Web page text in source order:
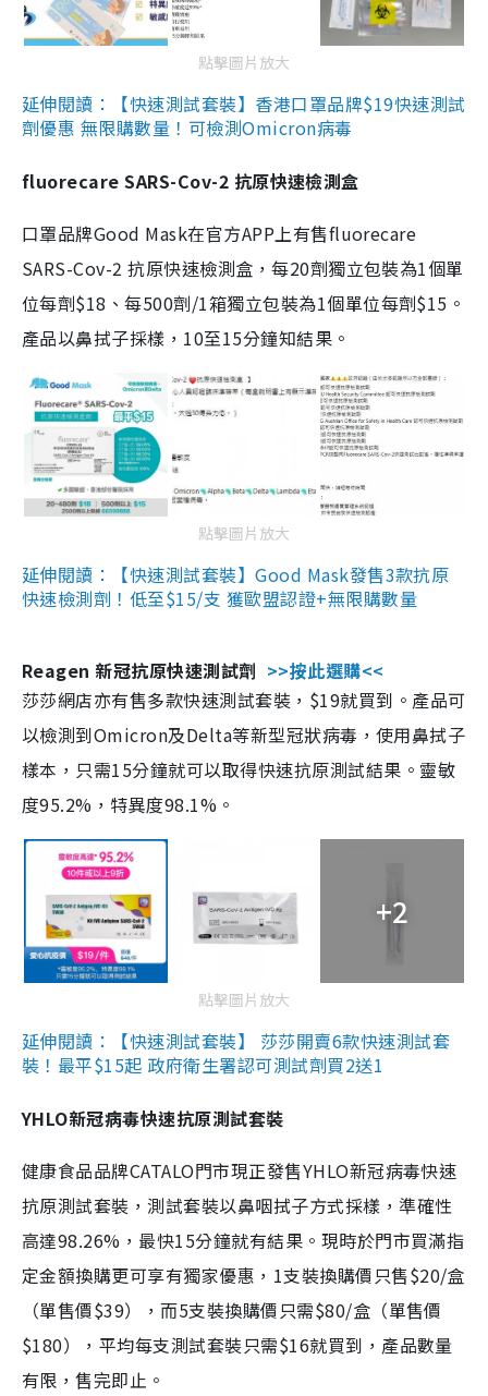
點擊圖片放大
延伸閱讀：【快速測試套裝】香港口罩品牌$19快速測試
劑優惠 無限購數量！可檢測Omicron病毒
fluorecare SARS-Cov-2 抗原快速檢測盒
口罩品牌Good Mask在官方APP上有售fluorecare
SARS-Cov-2 抗原快速檢測盒，每20劑獨立包裝為1個單
位每劑$18、每500劑/1箱獨立包裝為1個單位每劑$15。
產品以鼻拭子採樣，10至15分鐘知結果。
點擊圖片放大
延伸閱讀：【快速測試套裝】Good Mask發售3款抗原
快速檢測劑！低至$15/支 獲歐盟認證+無限購數量
Reagen 新冠抗原快速測試劑 >>按此選購<<
莎莎網店亦有售多款快速測試套裝，$19就買到。產品可
以檢測到Omicron及Delta等新型冠狀病毒，使用鼻拭子
樣本，只需15分鐘就可以取得快速抗原測試結果。靈敏
度95.2%，特異度98.1%。
+2
點擊圖片放大
延伸閱讀：【快速測試套裝】 莎莎開賣6款快速測試套
裝！最平$15起 政府衛生署認可測試劑買2送1
YHLO新冠病毒快速抗原測試套裝
健康食品品牌CATALO門市現正發售YHLO新冠病毒快速
抗原測試套裝，測試套裝以鼻咽拭子方式採樣，準確性
高達98.26%，最快15分鐘就有結果。現時於門市買滿指
定金額換購更可享有獨家優惠，1支裝換購價只售$20/盒
（單售價$39），而5支裝換購價只需$80/盒（單售價
$180），平均每支測試套裝只需$16就買到，產品數量
有限，售完即止。